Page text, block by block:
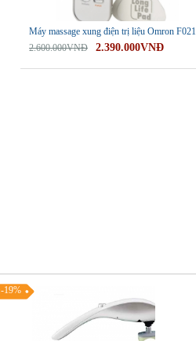
Máy massage xung điện trị liệu Omron F021
2.600.000VNĐ
2.390.000VNĐ
-19%